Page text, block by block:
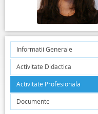
Informatii Generale
Activitate Didactica
Activitate Profesionala
Documente